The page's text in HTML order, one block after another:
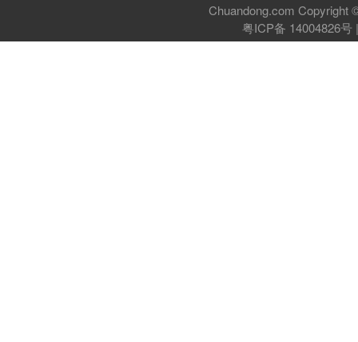
Chuandong.com Copyright
粤ICP备 14004826号